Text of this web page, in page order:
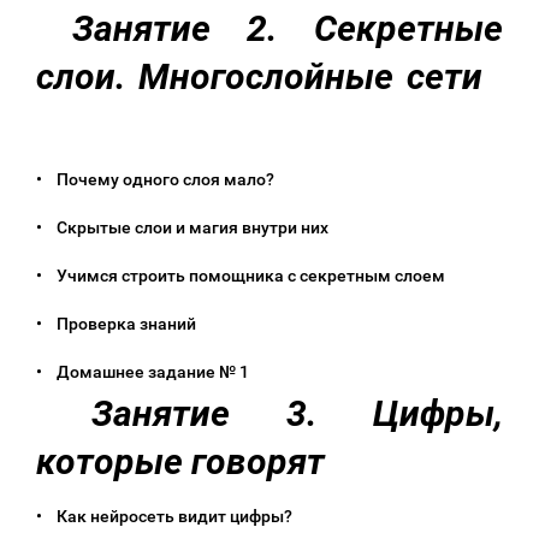
Занятие 2. Секретные
слои. Многослойные сети
• Почему одного слоя мало?
• Скрытые слои и магия внутри них
• Учимся строить помощника с секретным слоем
• Проверка знаний
• Домашнее задание № 1
Занятие 3. Цифры,
которые говорят
• Как нейросеть видит цифры?